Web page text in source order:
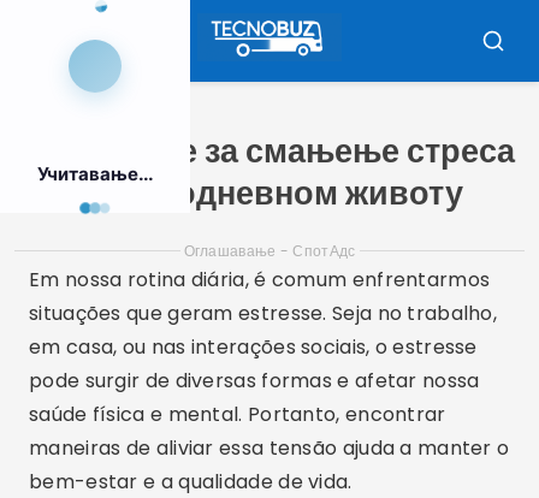
Учитавање...
садржај
Мени
Стратегије за смањење стреса
у свакодневном животу
Оглашавање - СпотАдс
Em nossa rotina diária, é comum enfrentarmos
situações que geram estresse. Seja no trabalho,
em casa, ou nas interações sociais, o estresse
pode surgir de diversas formas e afetar nossa
saúde física e mental. Portanto, encontrar
maneiras de aliviar essa tensão ajuda a manter o
bem-estar e a qualidade de vida.